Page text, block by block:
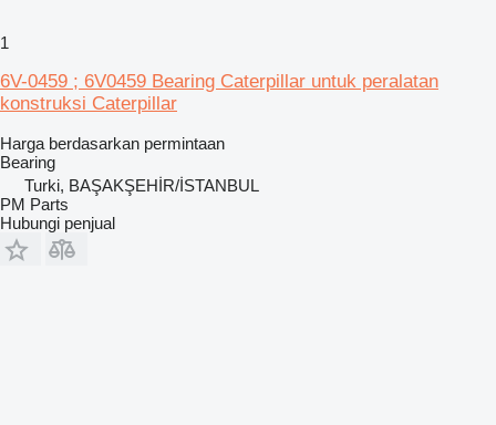
1
6V-0459 ; 6V0459 Bearing Caterpillar untuk peralatan
konstruksi Caterpillar
Harga berdasarkan permintaan
Bearing
Turki, BAŞAKŞEHİR/İSTANBUL
PM Parts
Hubungi penjual